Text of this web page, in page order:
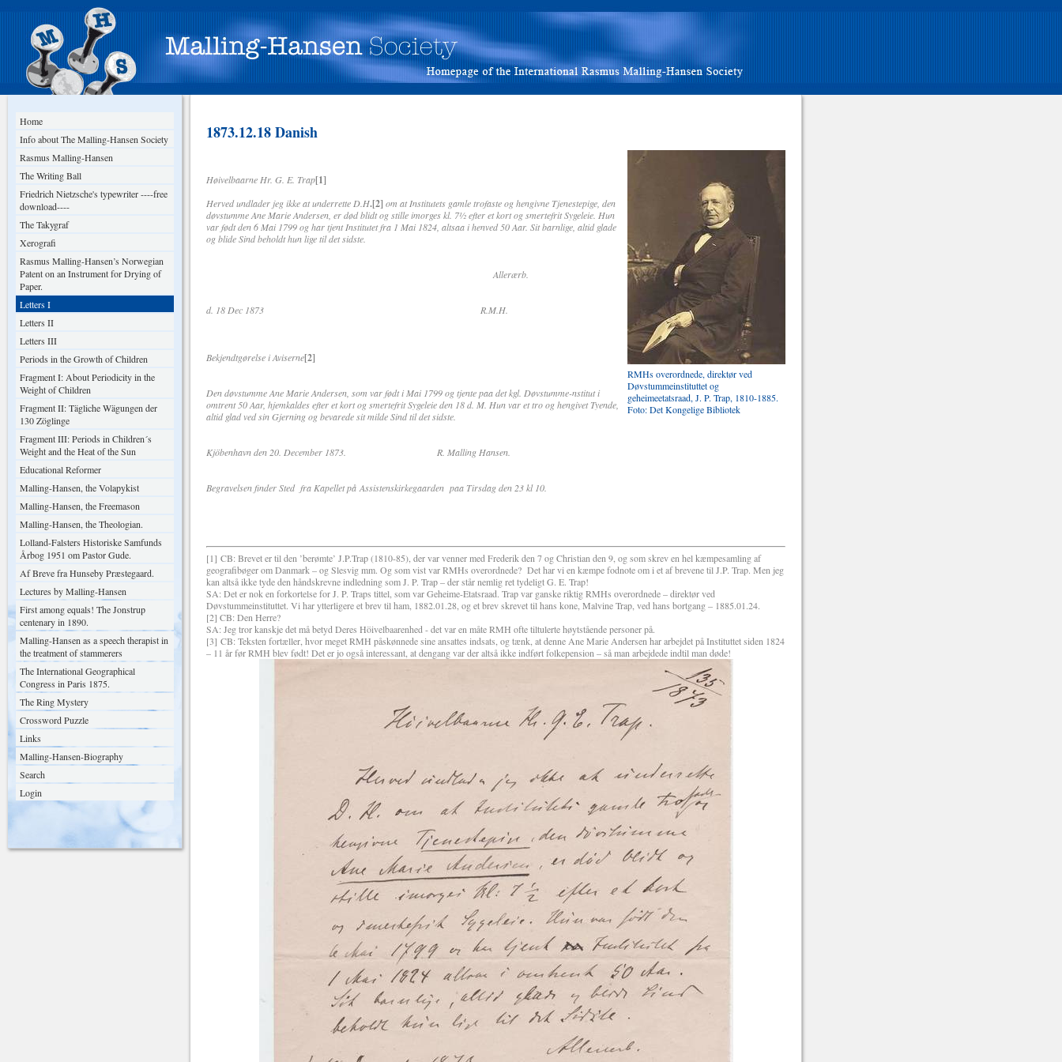
Home
Info about The Malling-Hansen Society
Rasmus Malling-Hansen
The Writing Ball
Friedrich Nietzsche's typewriter ----free
download----
The Takygraf
Xerografi
Rasmus Malling-Hansen’s Norwegian
Patent on an Instrument for Drying of
Paper.
Letters I
Letters II
Letters III
Periods in the Growth of Children
Fragment I: About Periodicity in the
Weight of Children
Fragment II: Tägliche Wägungen der
130 Zöglinge
Fragment III: Periods in Children´s
Weight and the Heat of the Sun
Educational Reformer
Malling-Hansen, the Volapykist
Malling-Hansen, the Freemason
Malling-Hansen, the Theologian.
Lolland-Falsters Historiske Samfunds
Årbog 1951 om Pastor Gude.
Af Breve fra Hunseby Præstegaard.
Lectures by Malling-Hansen
First among equals! The Jonstrup
centenary in 1890.
Malling-Hansen as a speech therapist in
the treatment of stammerers
The International Geographical
Congress in Paris 1875.
The Ring Mystery
Crossword Puzzle
Links
Malling-Hansen-Biography
Search
Login
1873.12.18 Danish
RMHs overordnede, direktør ved
Døvstummeinstituttet og
geheimeetatsraad, J. P. Trap, 1810-1885.
Foto: Det Kongelige Bibliotek
Høivelbaarne Hr. G. E. Trap[1]
Herved undlader jeg ikke at underrette D.H.[2] om at Institutets gamle trofaste og hengivne Tjenestepige, den
døvstumme Ane Marie Andersen, er død blidt og stille imorges kl. 7½ efter et kort og smertefrit Sygeleie. Hun
var født den 6 Mai 1799 og har tjent Institutet fra 1 Mai 1824, altsaa i henved 50 Aar. Sit barnlige, altid glade
og blide Sind beholdt hun lige til det sidste.
Allerærb.
d. 18 Dec 1873 R.M.H.
Bekjendtgørelse i Aviserne[2]
Den døvstumme Ane Marie Andersen, som var født i Mai 1799 og tjente paa det kgl. Døvstumme-nstitut i
omtrent 50 Aar, hjemkaldes efter et kort og smertefrit Sygeleie den 18 d. M. Hun var et tro og hengivet Tyende,
altid glad ved sin Gjerning og bevarede sit milde Sind til det sidste.
Kjöbenhavn den 20. December 1873. R. Malling Hansen.
Begravelsen finder Sted fra Kapellet på Assistenskirkegaarden paa Tirsdag den 23 kl 10.
[1] CB: Brevet er til den ’berømte’ J.P.Trap (1810-85), der var venner med Frederik den 7 og Christian den 9, og som skrev en hel kæmpesamling af
geografibøger om Danmark – og Slesvig mm. Og som vist var RMHs overordnede? Det har vi en kæmpe fodnote om i et af brevene til J.P. Trap. Men jeg
kan altså ikke tyde den håndskrevne indledning som J. P. Trap – der står nemlig ret tydeligt G. E. Trap!
SA: Det er nok en forkortelse for J. P. Traps tittel, som var Geheime-Etatsraad. Trap var ganske riktig RMHs overordnede – direktør ved
Døvstummeinstituttet. Vi har ytterligere et brev til ham, 1882.01.28, og et brev skrevet til hans kone, Malvine Trap, ved hans bortgang – 1885.01.24.
[2] CB: Den Herre?
SA: Jeg tror kanskje det må betyd Deres Höivelbaarenhed - det var en måte RMH ofte tiltulerte høytstående personer på.
[3] CB: Teksten fortæller, hvor meget RMH påskønnede sine ansattes indsats, og tænk, at denne Ane Marie Andersen har arbejdet på Instituttet siden 1824
– 11 år før RMH blev født! Det er jo også interessant, at dengang var der altså ikke indført folkepension – så man arbejdede indtil man døde!